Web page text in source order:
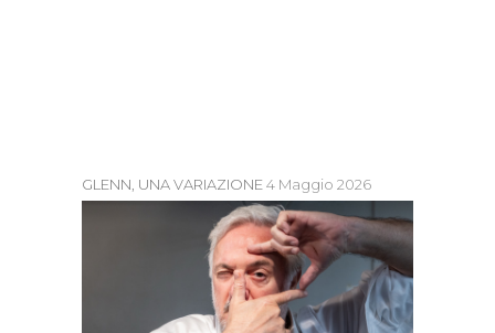
GLENN, UNA VARIAZIONE4 Maggio 2026